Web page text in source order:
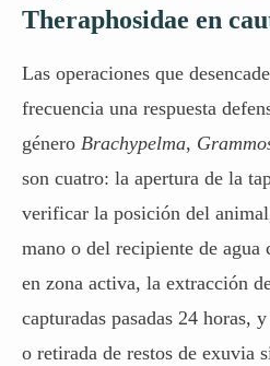
Theraphosidae en
Las operaciones que
frecuencia una respuesta
género Brachypelma,
son cuatro: la apertura de la
verificar la posición del
mano o del recipiente de agua
en zona activa, la extracción
capturadas pasadas 24 horas,
o retirada de restos de exuvia